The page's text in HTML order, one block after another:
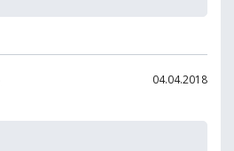
04.04.2018